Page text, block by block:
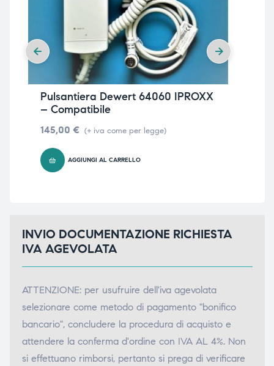
Pulsantiera Dewert 64060 IPROXX
– Compatibile
145,00 € (+ iva come per legge)
AGGIUNGI AL CARRELLO
INVIO DOCUMENTAZIONE RICHIESTA
IVA AGEVOLATA
ATTENZIONE: per usufruire dell'iva agevolata
selezionare come metodo di pagamento "bonifico
bancario", concludere la procedura di acquisto e
attendere la conferma d'ordine con IVA AL 4%. Non
si effettuano rimborsi, pertanto si prega di verificare